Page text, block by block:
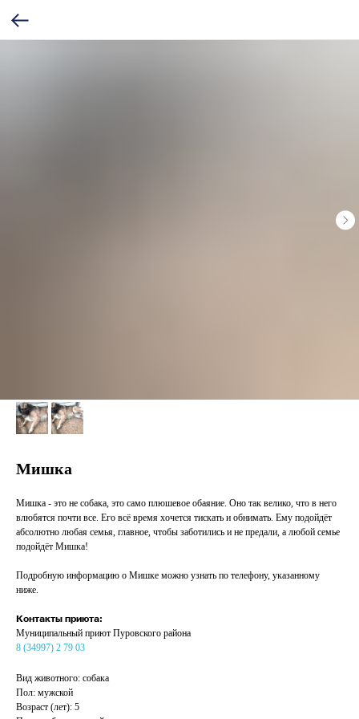
Мишка
Мишка - это не собака, это само плюшевое обаяние. Оно так велико, что в него
влюбятся почти все. Его всё время хочется тискать и обнимать. Ему подойдёт
абсолютно любая семья, главное, чтобы заботились и не предали, а любой семье
подойдёт Мишка!
Подробную информацию о Мишке можно узнать по телефону, указанному
ниже.
Контакты приюта:
Муниципальный приют Пуровского района
8 (34997) 2 79 03
Вид животного: собака
Пол: мужской
Возраст (лет): 5